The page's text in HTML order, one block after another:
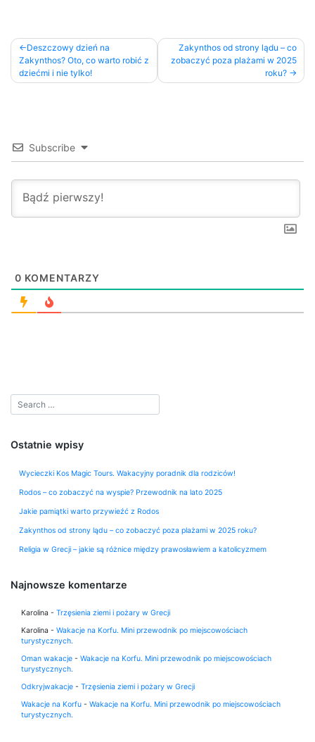
Deszczowy dzień na
Zakynthos? Oto, co warto robić z
dziećmi i nie tylko!
Zakynthos od strony lądu – co
zobaczyć poza plażami w 2025
roku?
Subscribe
0 KOMENTARZY
Ostatnie wpisy
Wycieczki Kos Magic Tours. Wakacyjny poradnik dla rodziców!
Rodos – co zobaczyć na wyspie? Przewodnik na lato 2025
Jakie pamiątki warto przywieźć z Rodos
Zakynthos od strony lądu – co zobaczyć poza plażami w 2025 roku?
Religia w Grecji – jakie są różnice między prawosławiem a katolicyzmem
Najnowsze komentarze
Karolina - Trzęsienia ziemi i pożary w Grecji
Karolina - Wakacje na Korfu. Mini przewodnik po miejscowościach
turystycznych.
Oman wakacje - Wakacje na Korfu. Mini przewodnik po miejscowościach
turystycznych.
Odkryjwakacje - Trzęsienia ziemi i pożary w Grecji
Wakacje na Korfu - Wakacje na Korfu. Mini przewodnik po miejscowościach
turystycznych.